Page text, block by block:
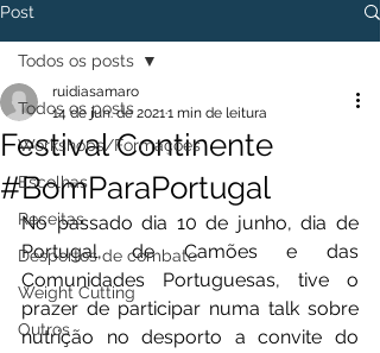
Post
Todos os posts
Workshops/Formações
Escolhas
Receitas
Desportos de combate
Weight Cutting
Outros
Todos os posts
Festival Continente
#BomParaPortugal
ruidiasamaro
14 de jun. de 20211 min de leitura
No passado dia 10 de junho, dia de
Portugal, de Camões e das
Comunidades Portuguesas, tive o
prazer de participar numa talk sobre
nutrição no desporto a convite do